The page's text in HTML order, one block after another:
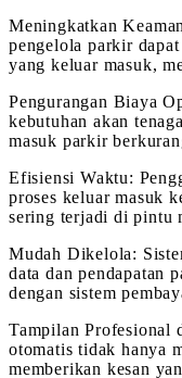
Meningkatkan
pengelola parkir
yang keluar masuk,
Pengurangan Biaya
kebutuhan akan
masuk parkir
Efisiensi Waktu:
proses keluar masuk
sering terjadi di pintu
Mudah Dikelola:
data dan pendapatan
dengan sistem
Tampilan Profesional
otomatis tidak hanya
memberikan kesan